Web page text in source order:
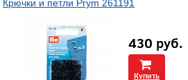
Крючки и петли Prym 261191
430 руб.
Купить